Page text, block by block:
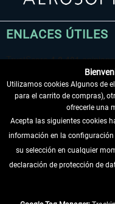
ENLACES ÚTILES
DESISTIR DEL
INFORMACIÓN
Utilizamos cookies Algunos de
para el carrito de compras),
ofrecerle una
Acepta las siguientes cookies
información en la
su selección en cualquier
declaración de protección de